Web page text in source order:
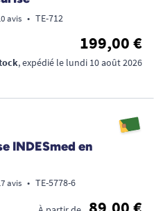
avis • TE-712
199,00 €
, expédié le lundi 10 août 2026
INDESmed en
avis • TE-5778-6